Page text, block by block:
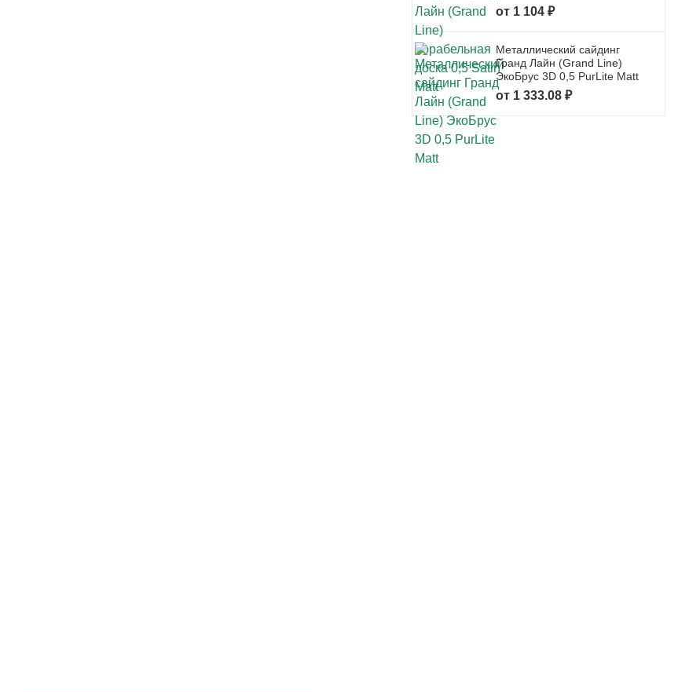
от 1 104 ₽
Металлический сайдинг
Гранд Лайн (Grand Line)
ЭкоБрус 3D 0,5 PurLite Matt
от 1 333.08 ₽